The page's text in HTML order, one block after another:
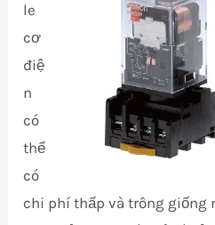
le
cơ
điệ
n
có
thể
có
chi phí thấp và trông giống